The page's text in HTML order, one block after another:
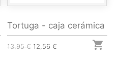
Tortuga - caja cerámica
13,95 € 12,56 € 